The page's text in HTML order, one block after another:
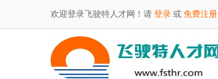
欢迎登录飞驶特人才网！请 登录 或 免费注册